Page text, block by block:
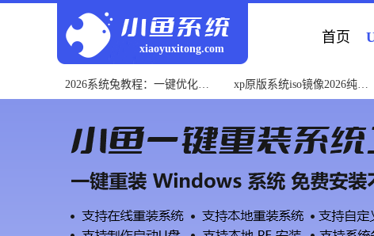
xiaoyuxitong.com
首页
2026系统兔教程：一键优化重
装电脑系统
xp原版系统iso镜像2026纯净
下载教程